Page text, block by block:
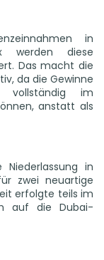
in
werden diese
Das macht die
da die Gewinne
vollständig im
anstatt als
in
zwei neuartige
erfolgte teils im
auf die Dubai-